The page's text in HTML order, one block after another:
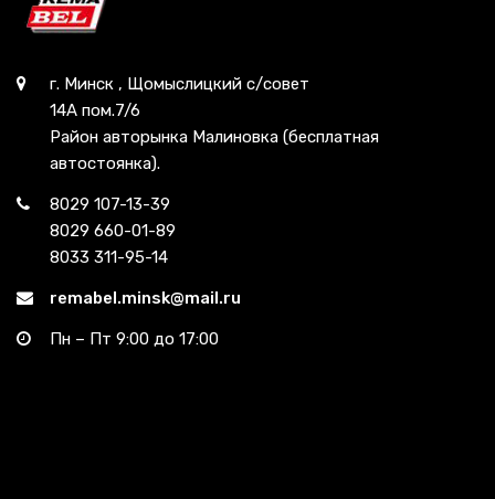
г. Минск , Щомыслицкий с/совет
14А пом.7/6
Район авторынка Малиновка (бесплатная
автостоянка).
8029 107-13-39
8029 660-01-89
8033 311-95-14
remabel.minsk@mail.ru
Пн – Пт 9:00 до 17:00